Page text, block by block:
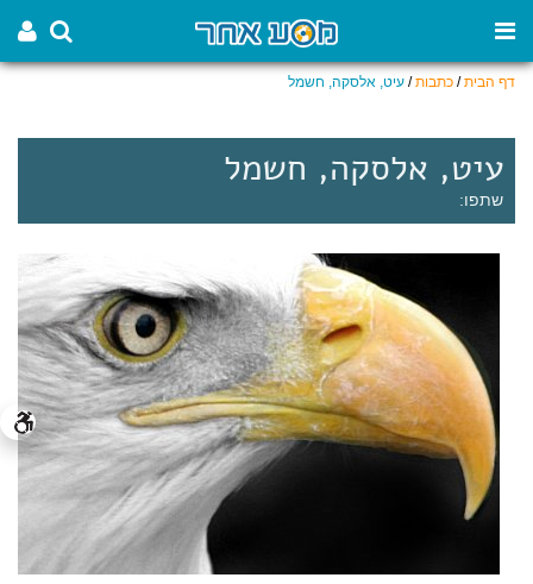
דף הבית/ כתבות/ עיט, אלסקה, חשמל
עיט, אלסקה, חשמל
שתפו: